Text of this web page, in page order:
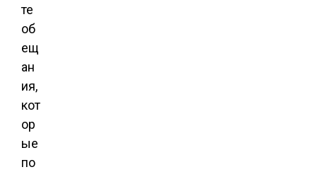
те
об
ещ
ан
ия,
кот
ор
ые
по